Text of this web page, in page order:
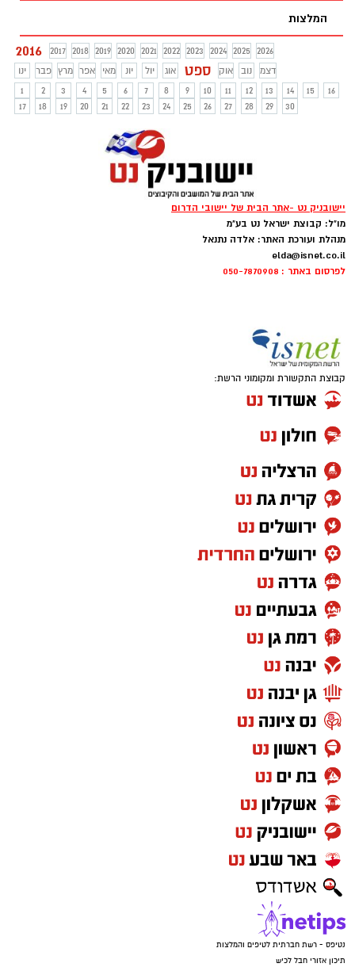
המלצות
2016 2017 2018 2019 2020 2021 2022 2023 2024 2025
2026
ינו
פבר מרץ אפר מאי יונ יול אוג ספט אוק נוב
דצמ
1
2 3 4 5 6 7 8 9 10 11 12 13 14 15
16
17
18 19 20 21 22 23 24 25 26 27 28 29 30
יישובניק נט -אתר הבית של יישובי הדרום
מו"ל: קבוצת ישראל נט בע"מ
מנהלת ועורכת האתר: אלדה נתנאל
elda@isnet.co.il
לפרסום באתר : 050-7870908
קבוצת התקשורת ומקומוני הרשת:
נטיפס - רשת חברתית לטיפים והמלצות
תיכון אזורי חבל לכיש